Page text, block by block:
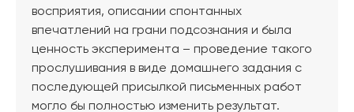
восприятия, описании спонтанных
впечатлений на грани подсознания и была
ценность эксперимента – проведение такого
прослушивания в виде домашнего задания с
последующей присылкой письменных работ
могло бы полностью изменить результат.